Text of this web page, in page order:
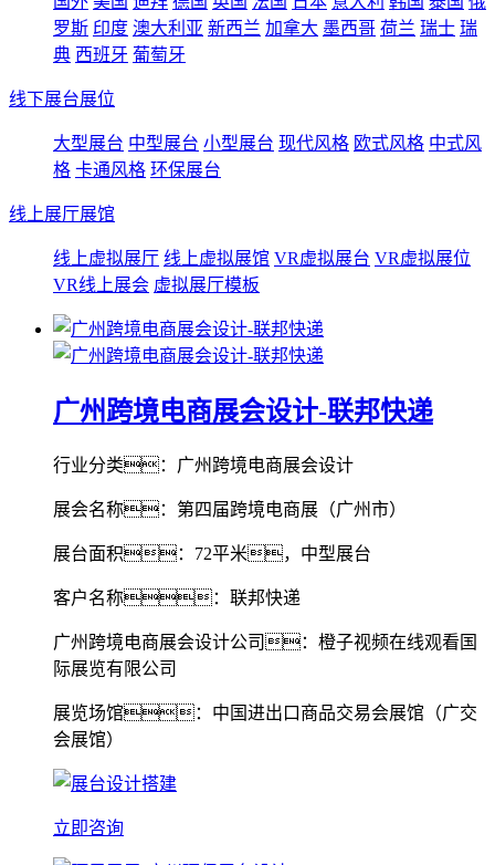
罗斯 印度 澳大利亚 新西兰 加拿大 墨西哥 荷兰 瑞士 瑞
典 西班牙 葡萄牙
线下展台展位
大型展台 中型展台 小型展台 现代风格 欧式风格 中式风
格 卡通风格 环保展台
线上展厅展馆
线上虚拟展厅 线上虚拟展馆 VR虚拟展台 VR虚拟展位
VR线上展会 虚拟展厅模板
广州跨境电商展会设计-联邦快递
行业分类：广州跨境电商展会设计
展会名称：第四届跨境电商展（广州市）
展台面积：72平米，中型展台
客户名称：联邦快递
广州跨境电商展会设计公司：橙子视频在线观看国
际展览有限公司
展览场馆：中国进出口商品交易会展馆（广交
会展馆）
立即咨询